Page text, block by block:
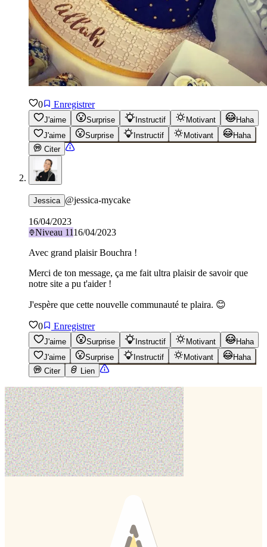
0 Enregistrer
J'aime Surprise Instructif Motivant
Haha
J'aime
Surprise Instructif Motivant
Haha
Citer
Jessica @jessica-mycake
16/04/2023
Niveau 1116/04/2023
Avec grand plaisir Bouchra !
Merci de ton message, ça me fait ultra plaisir de savoir que
notre site a pu t'aider !
J'espère que cette nouvelle communauté te plaira. 😊
0 Enregistrer
J'aime Surprise Instructif Motivant
Haha
J'aime
Surprise Instructif Motivant
Haha
Citer
Lien